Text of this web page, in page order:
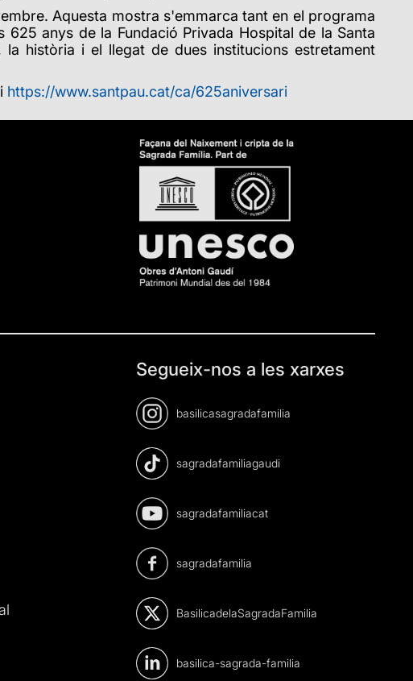
Aquesta mostra s'emmarca tant en el programa
anys de la Fundació Privada Hospital de la Santa
història i el llegat de dues institucions estretament
i https://www.santpau.cat/ca/625aniversari
Segueix-nos a les xarxes
basilicasagradafamilia
sagradafamiliagaudi
sagradafamiliacat
sagradafamilia
BasilicadelaSagradaFamilia
basilica-sagrada-familia